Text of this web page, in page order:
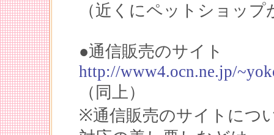
（近くにペットショッ
●通信販売のサイト
http://www4.ocn.ne.jp/
（同上）
※通信販売のサイトにつ